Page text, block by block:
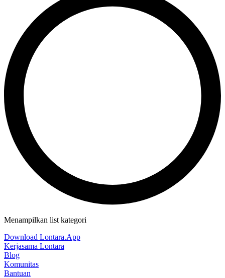
Menampilkan list kategori
Download Lontara.App
Kerjasama Lontara
Blog
Komunitas
Bantuan